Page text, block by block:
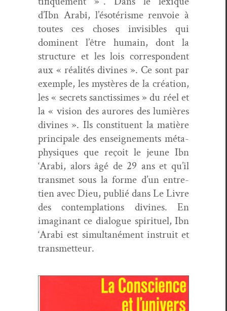
d’Ibn Arabî, l’ésotérisme ren­voie à
toutes ces choses invis­i­bles qui
domi­nent l’être humain, dont la
struc­ture et les lois cor­re­spon­dent
aux « réal­ités divines ». Ce sont par
exem­ple, les mys­tères de la créa­tion,
les « secrets sanc­tis­simes » du réel et
la « vision des aurores des lumières
divines ». Ils con­stituent la matière
prin­ci­pale des enseigne­ments méta­
physiques que reçoit le jeune Ibn
‘Ara­bi, alors âgé de 29 ans et qu’il
trans­met sous la forme d’un entre­
tien avec Dieu, pub­lié dans Le Livre
des con­tem­pla­tions divines. En
imag­i­nant ce dia­logue spir­ituel, Ibn
‘Ara­bi est simul­tané­ment instru­it et
transmetteur.